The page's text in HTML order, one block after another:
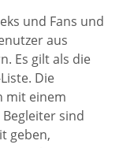
und Fans und
aus
Es gilt als die
Die
mit einem
sind
geben,